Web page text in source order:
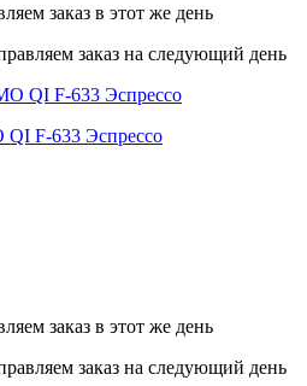
заказ в этот же день
заказ на следующий день
QI F-633 Эспрессо
заказ в этот же день
заказ на следующий день